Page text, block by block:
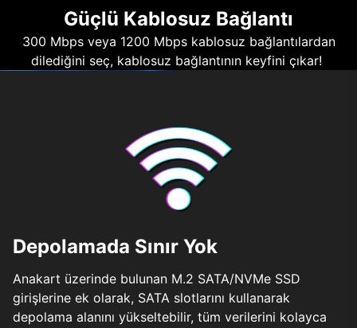
Güçlü Kablosuz Bağlantı
300 Mbps veya 1200 Mbps kablosuz bağlantılardan
dilediğini seç, kablosuz bağlantının keyfini çıkar!
Depolamada Sınır Yok
Anakart üzerinde bulunan M.2 SATA/NVMe SSD
girişlerine ek olarak, SATA slotlarını kullanarak
depolama alanını yükseltebilir, tüm verilerini kolayca